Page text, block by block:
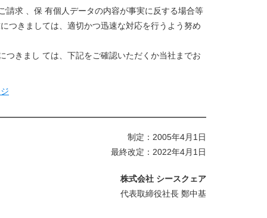
請求 、保 有個人データの内容が事実に反する場合等
つきましては、適切かつ迅速な対応を行うよう努め
つきまし ては、下記をご確認いただくか当社までお
制定：2005年4月1日
最終改定：2022年4月1日
株式会社 シースクェア
代表取締役社長 鄭中基